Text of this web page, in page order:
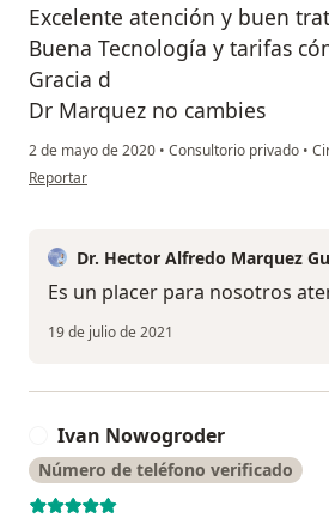
Excelente atención y buen
Buena Tecnología y tarifas
Gracia d
Dr Marquez no cambies
2 de mayo de 2020 • Consultorio privado •
en opinión del usuario Ernesto Fidel
Reportar
Dr. Hector Alfredo Marquez
Es un placer para nosotros
19 de julio de 2021
Ivan Nowogroder
Número de teléfono verificado